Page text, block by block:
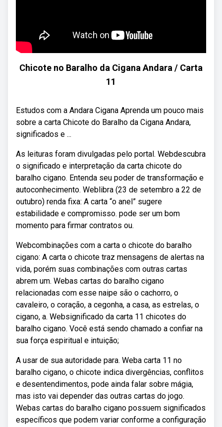
Chicote no Baralho da Cigana Andara / Carta
11
Estudos com a Andara Cigana Aprenda um pouco mais
sobre a carta Chicote do Baralho da Cigana Andara,
significados e ...
As leituras foram divulgadas pelo portal. Webdescubra
o significado e interpretação da carta chicote do
baralho cigano. Entenda seu poder de transformação e
autoconhecimento. Weblibra (23 de setembro a 22 de
outubro) renda fixa: A carta “o anel” sugere
estabilidade e compromisso. pode ser um bom
momento para firmar contratos ou.
Webcombinações com a carta o chicote do baralho
cigano: A carta o chicote traz mensagens de alertas na
vida, porém suas combinações com outras cartas
abrem um. Webas cartas do baralho cigano
relacionadas com esse naipe são o cachorro, o
cavaleiro, o coração, a cegonha, a casa, as estrelas, o
cigano, a. Websignificado da carta 11 chicotes do
baralho cigano. Você está sendo chamado a confiar na
sua força espiritual e intuição;
A usar de sua autoridade para. Weba carta 11 no
baralho cigano, o chicote indica divergências, conflitos
e desentendimentos, pode ainda falar sobre mágia,
mas isto vai depender das outras cartas do jogo.
Webas cartas do baralho cigano possuem significados
específicos que podem variar conforme a configuração